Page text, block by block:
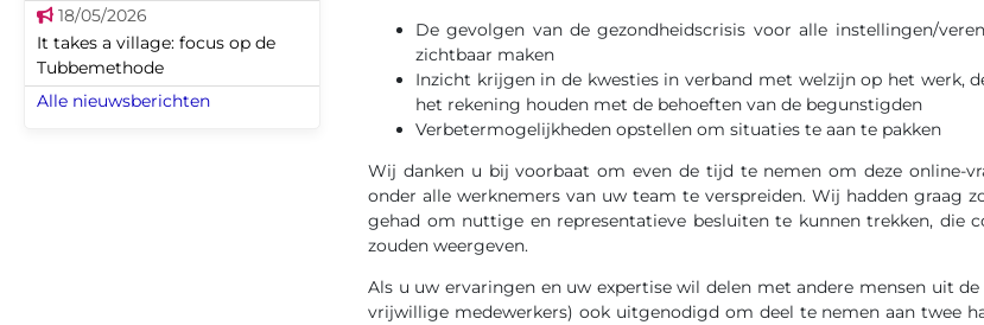
18/05/2026
It takes a village: focus op de
Tubbemethode
Alle nieuwsberichten
De gevolgen van de gezondheidscrisis voor alle instellingen/
zichtbaar maken
Inzicht krijgen in de kwesties in verband met welzijn op het werk,
het rekening houden met de behoeften van de begunstigden
Verbetermogelijkheden opstellen om situaties te aan te pakken
Wij danken u bij voorbaat om even de tijd te nemen om deze online-
onder alle werknemers van uw team te verspreiden. Wij hadden graag
gehad om nuttige en representatieve besluiten te kunnen trekken, die
zouden weergeven.
Als u uw ervaringen en uw expertise wil delen met andere mensen uit
vrijwillige medewerkers) ook uitgenodigd om deel te nemen aan twee